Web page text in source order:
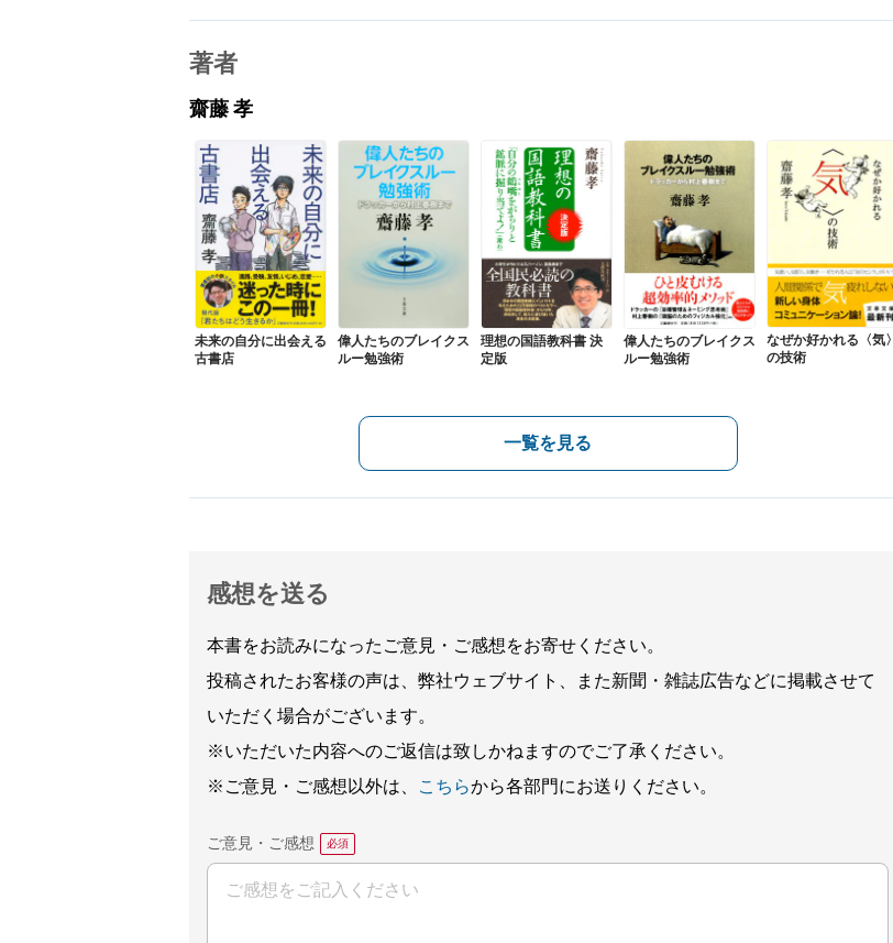
著者
齋藤 孝
未来の自分に出会える
古書店
偉人たちのブレイクス
ルー勉強術
理想の国語教科書 決
定版
偉人たちのブレイクス
ルー勉強術
なぜか好かれる〈気〉
の技術
一覧を見る
感想を送る
本書をお読みになったご意見・ご感想をお寄せください。
投稿されたお客様の声は、弊社ウェブサイト、また新聞・雑誌広告などに掲載させて
いただく場合がございます。
※いただいた内容へのご返信は致しかねますのでご了承ください。
※ご意見・ご感想以外は、
こちらから各部門にお送りください。
ご意見・ご感想